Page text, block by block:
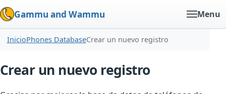
Gammu and Wammu Menu
InicioPhones DatabaseCrear un nuevo registro
Crear un nuevo registro